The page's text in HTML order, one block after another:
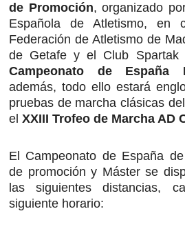
de Promoción, organizado
Española de Atletismo, en
Federación de Atletismo de
de Getafe y el Club Spartak
Campeonato de España
además, todo ello estará
pruebas de marcha clásicas
el XXIII Trofeo de Marcha AD
El Campeonato de España
de promoción y Máster se
las siguientes distancias,
siguiente horario: